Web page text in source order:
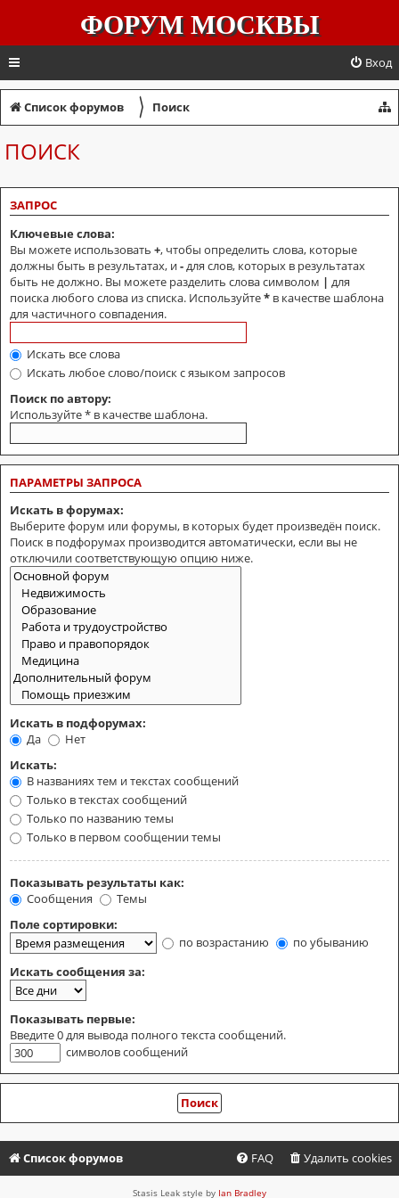
ФОРУМ МОСКВЫ
Вход
Список форумов 〉 Поиск
ПОИСК
ЗАПРОС
Ключевые слова:
Вы можете использовать +, чтобы определить слова, которые
должны быть в результатах, и- для слов, которых в результатах
быть не должно. Вы можете разделить слова символом | для
поиска любого слова из списка. Используйте* в качестве шаблона
для частичного совпадения.
Искать все слова
Искать любое слово/поиск с языком запросов
Поиск по автору:
Используйте * в качестве шаблона.
ПАРАМЕТРЫ ЗАПРОСА
Искать в форумах:
Выберите форум или форумы, в которых будет произведён поиск.
Поиск в подфорумах производится автоматически, если вы не
отключили соответствующую опцию ниже.
Искать в подфорумах:
Да
Нет
Искать:
В названиях тем и текстах сообщений
Только в текстах сообщений
Только по названию темы
Только в первом сообщении темы
Показывать результаты как:
Сообщения
Темы
Поле сортировки:
по возрастанию
по убыванию
Искать сообщения за:
Показывать первые:
Введите 0 для вывода полного текста сообщений.
символов сообщений
Список форумов Удалить cookies
FAQ
Stasis Leak style by Ian Bradley